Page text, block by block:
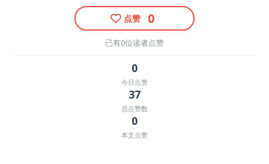
点赞 0
已有0位读者点赞
0
今日点赞
37
总点赞数
0
本文点赞